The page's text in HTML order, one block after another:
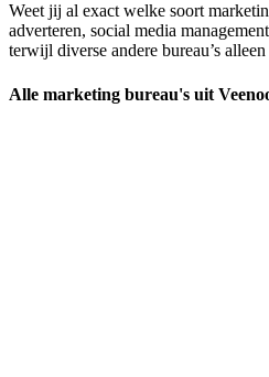
Weet jij al exact welke soort
adverteren, social media
terwijl diverse andere bureau’s
Alle marketing bureau's uit